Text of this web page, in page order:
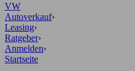
VW
Autoverkauf›
Leasing›
Ratgeber›
Anmelden›
Startseite